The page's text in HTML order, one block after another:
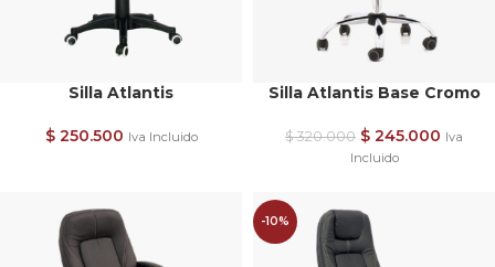
Silla Atlantis
$250.500 Iva Incluido
Silla Atlantis Base Cromo
$320.000 $ 245.000 Iva
Incluido
-10%